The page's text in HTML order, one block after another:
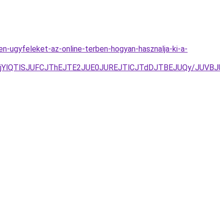
ugyfeleket-az-online-terben-hogyan-hasznalja-ki-a-